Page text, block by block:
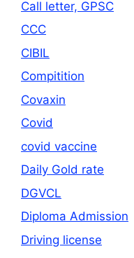
Call letter, GPSC
CCC
CIBIL
Compitition
Covaxin
Covid
covid vaccine
Daily Gold rate
DGVCL
Diploma Admission
Driving license